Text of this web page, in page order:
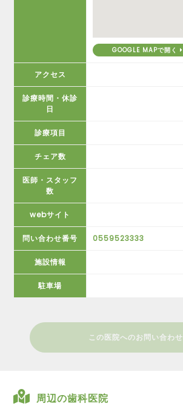
GOOGLE MAPで開く
アクセス
診療時間・休診
日
診療項目
チェア数
医師・スタッフ
数
webサイト
問い合わせ番号 0559523333
施設情報
駐車場
この医院へのお問い合わせ
周辺の歯科医院